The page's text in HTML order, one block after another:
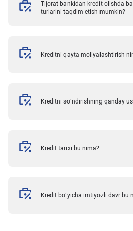
Tijorat bankidan kredit olishda
turlarini taqdim etish mumkin?
Kreditni qayta moliyalashtirish
Kreditni so‘ndirishning qanday
Kredit tarixi bu nima?
Kredit bo‘yicha imtiyozli davr bu